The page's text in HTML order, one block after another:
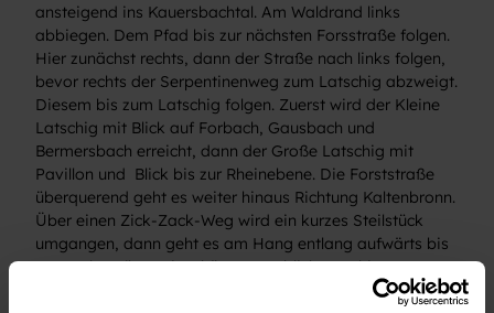
ansteigend ins Kauersbachtal. Am Waldrand links
abbiegen. Dem Pfad bis zur nächsten Forsstraße folgen.
Hier zunächst rechts, dann der Straße nach links folgen,
bevor rechts der Serpentinenweg zum Latschig abzweigt.
Diesem bis zum Latschig folgen. Zuerst wird der Kleine
Latschig mit Blick auf Forbach, Gausbach und
Bermersbach erreicht, dann der Große Latschig mit
Pavillon und Blick bis zur Rheinebene. Die Forststraße
überquerend geht es weiter hinaus Richtung Kaltenbronn.
Über einen Zick-Zack-Weg wird ein kurzes Steilstück
umgangen, dann geht es am Hang entlang aufwärts bis
zur Drabergütte mit schönem Ausblick. Von hier
nochmals ein kleinens Stück auf Forstweg bergan, bevor